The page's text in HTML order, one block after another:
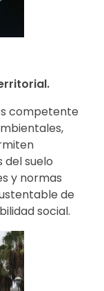
competente
del suelo
y normas
de
social.